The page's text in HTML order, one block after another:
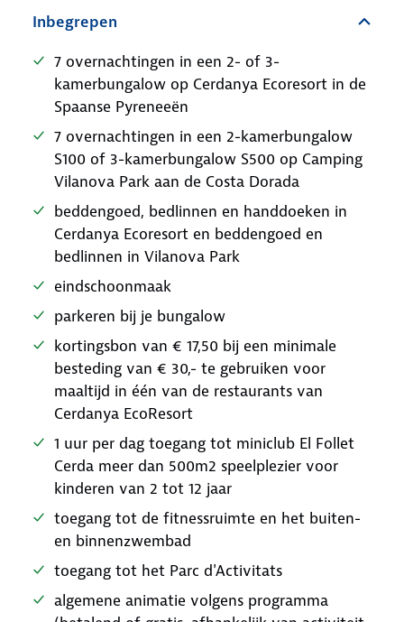
Inbegrepen
7 overnachtingen in een 2- of 3-
kamerbungalow op Cerdanya Ecoresort in de
Spaanse Pyreneeën
7 overnachtingen in een 2-kamerbungalow
S100 of 3-kamerbungalow S500 op Camping
Vilanova Park aan de Costa Dorada
beddengoed, bedlinnen en handdoeken in
Cerdanya Ecoresort en beddengoed en
bedlinnen in Vilanova Park
eindschoonmaak
parkeren bij je bungalow
kortingsbon van € 17,50 bij een minimale
besteding van € 30,- te gebruiken voor
maaltijd in één van de restaurants van
Cerdanya EcoResort
1 uur per dag toegang tot miniclub El Follet
Cerda meer dan 500m2 speelplezier voor
kinderen van 2 tot 12 jaar
toegang tot de fitnessruimte en het buiten-
en binnenzwembad
toegang tot het Parc d'Activitats
algemene animatie volgens programma